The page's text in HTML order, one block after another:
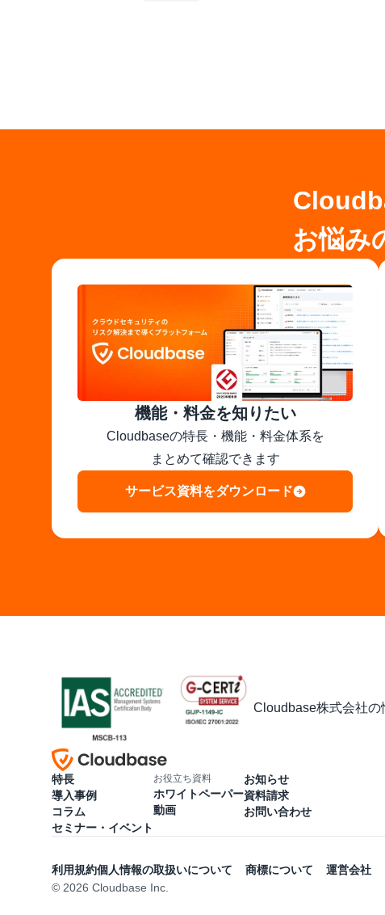
お悩み
機能・料金を知りたい
Cloudbaseの特長・機能・料金体系を
まとめて確認できます
サービス資料をダウンロード
Cloudbase株式会社の
特長
導入事例
コラム
セミナー・イベント
お役立ち資料
ホワイトペーパー
動画
お知らせ
資料請求
お問い合わせ
利用規約個人情報の取扱いについて 商標について
運営会社
© 2026 Cloudbase Inc.